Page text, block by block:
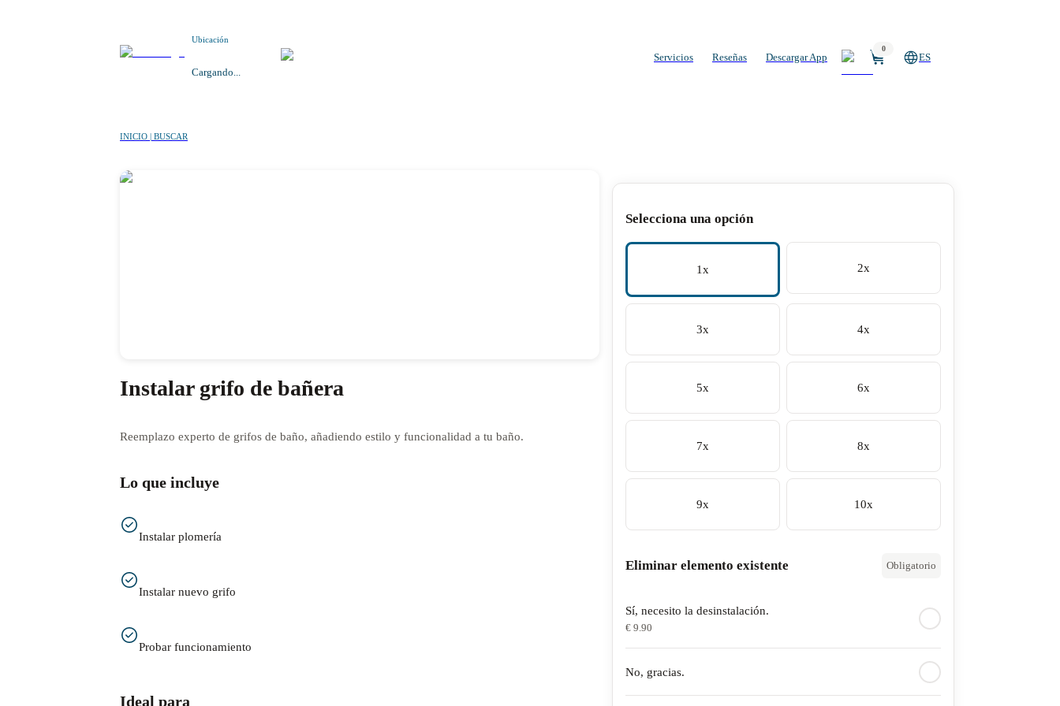
Ubicación
Cargando...
Servicios Reseñas Descargar App
0
ES
INICIO | BUSCAR
Instalar grifo de bañera
Reemplazo experto de grifos de baño, añadiendo estilo y funcionalidad a tu baño.
Lo que incluye
Instalar plomería
Instalar nuevo grifo
Probar funcionamiento
Ideal para
Selecciona una opción
1x 2x
3x 4x
5x 6x
7x 8x
9x 10x
Eliminar elemento existente Obligatorio
Sí, necesito la desinstalación.
€ 9.90
No, gracias.